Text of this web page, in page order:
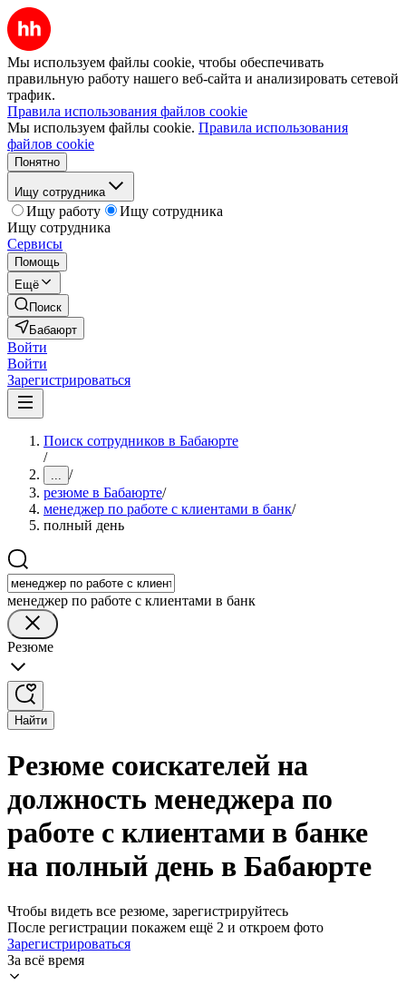
Мы используем файлы cookie, чтобы обеспечивать
правильную работу нашего веб-сайта и анализировать сетевой
трафик.
Правила использования файлов cookie
Мы используем файлы cookie. Правила использования
файлов cookie
Понятно
Ищу сотрудника
Ищу работу
Ищу сотрудника
Ищу сотрудника
Сервисы
Помощь
Ещё
Поиск
Бабаюрт
Войти
Войти
Зарегистрироваться
Поиск сотрудников в Бабаюрте
/
... /
резюме в Бабаюрте/
менеджер по работе с клиентами в банк/
полный день
менеджер по работе с клиентами в банк
Резюме
Найти
Резюме соискателей на
должность менеджера по
работе с клиентами в банке
на полный день в Бабаюрте
Чтобы видеть все резюме, зарегистрируйтесь
После регистрации покажем ещё 2 и откроем фото
Зарегистрироваться
За всё время